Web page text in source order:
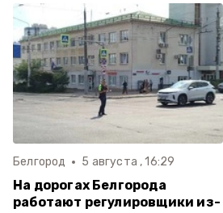
Белгород 5 августа , 16:29
На дорогах Белгорода
работают регулировщики из-